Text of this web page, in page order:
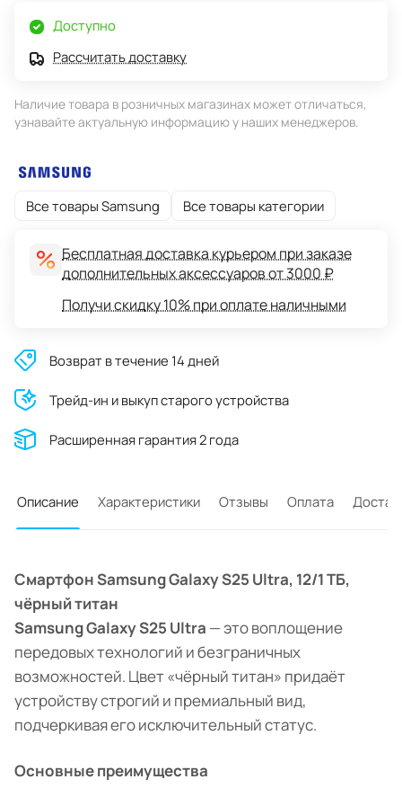
Доступно
Рассчитать доставку
Наличие товара в розничных магазинах может отличаться,
узнавайте актуальную информацию у наших менеджеров.
Все товары Samsung Все товары категории
Бесплатная доставка курьером при заказе
дополнительных аксессуаров от 3000 ₽
Получи скидку 10% при оплате наличными
Возврат в течение 14 дней
Трейд-ин и выкуп старого устройства
Расширенная гарантия 2 года
Описание Характеристики Отзывы Оплата
Смартфон Samsung Galaxy S25 Ultra, 12/1 ТБ,
чёрный титан
Samsung Galaxy S25 Ultra — это воплощение
передовых технологий и безграничных
возможностей. Цвет «чёрный титан» придаёт
устройству строгий и премиальный вид,
подчеркивая его исключительный статус.
Основные преимущества